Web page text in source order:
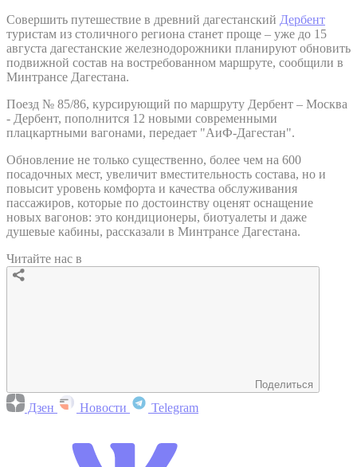
Совершить путешествие в древний дагестанский Дербент
туристам из столичного региона станет проще – уже до 15
августа дагестанские железнодорожники планируют обновить
подвижной состав на востребованном маршруте, сообщили в
Минтрансе Дагестана.
Поезд № 85/86, курсирующий по маршруту Дербент – Москва
- Дербент, пополнится 12 новыми современными
плацкартными вагонами, передает "АиФ-Дагестан".
Обновление не только существенно, более чем на 600
посадочных мест, увеличит вместительность состава, но и
повысит уровень комфорта и качества обслуживания
пассажиров, которые по достоинству оценят оснащение
новых вагонов: это кондиционеры, биотуалеты и даже
душевые кабины, рассказали в Минтрансе Дагестана.
Читайте нас в
Поделиться
Дзен Новости Telegram